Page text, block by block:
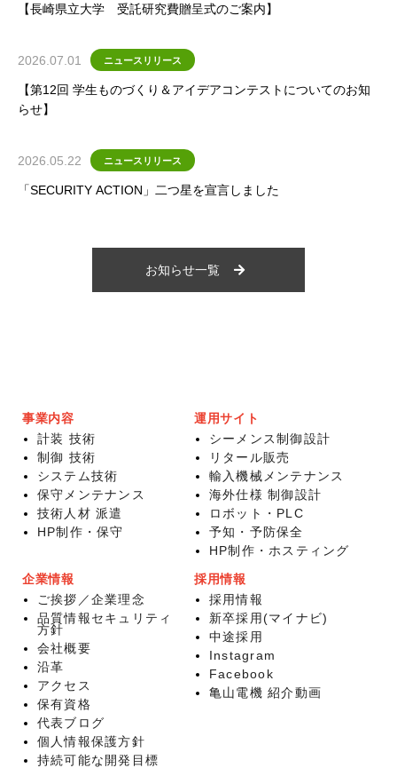
【長崎県立大学 受託研究費贈呈式のご案内】
2026.07.01 ニュースリリース
【第12回 学生ものづくり＆アイデアコンテストについてのお知
らせ】
2026.05.22 ニュースリリース
「SECURITY ACTION」二つ星を宣言しました
お知らせ一覧
事業内容
計装 技術
制御 技術
システム技術
保守メンテナンス
技術人材 派遣
HP制作・保守
運用サイト
シーメンス制御設計
リタール販売
輸入機械メンテナンス
海外仕様 制御設計
ロボット・PLC
予知・予防保全
HP制作・ホスティング
企業情報
ご挨拶／企業理念
品質情報セキュリティ
方針
会社概要
沿革
アクセス
保有資格
代表ブログ
個人情報保護方針
持続可能な開発目標
採用情報
採用情報
新卒採用(マイナビ)
中途採用
Instagram
Facebook
亀山電機 紹介動画